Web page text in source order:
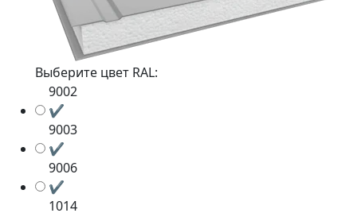
Выберите цвет RAL:
9002
✔
9003
✔
9006
✔
1014